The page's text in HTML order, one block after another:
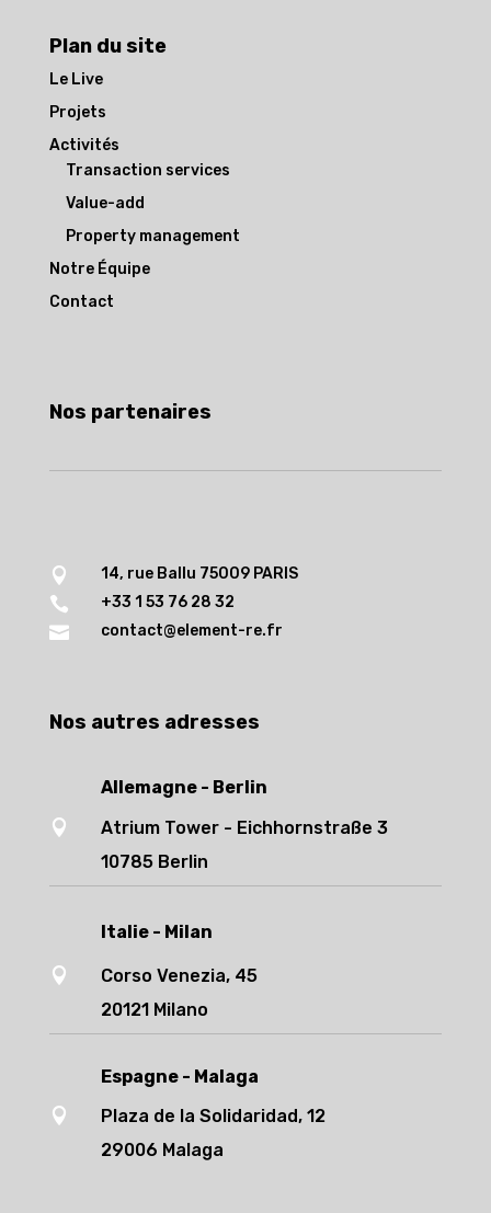
Plan du site
Le Live
Projets
Activités
Transaction services
Value-add
Property management
Notre Équipe
Contact
Nos partenaires
 14, rue Ballu 75009 PARIS
 +33 1 53 76 28 32
 contact@element-re.fr
Nos autres adresses
Allemagne - Berlin

Atrium Tower - Eichhornstraße 3
10785 Berlin
Italie - Milan

Corso Venezia, 45
20121 Milano
Espagne - Malaga

Plaza de la Solidaridad, 12
29006 Malaga